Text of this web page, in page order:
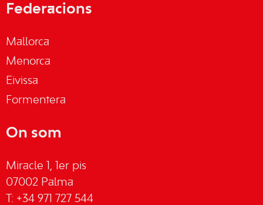
Federacions
Mallorca
Menorca
Eivissa
Formentera
On som
Miracle 1, 1er pis
07002 Palma
T: +34 971 727 544